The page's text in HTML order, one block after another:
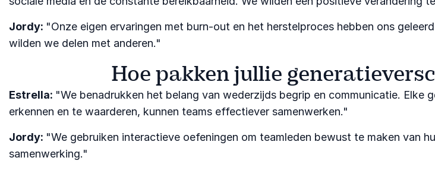
Jordy: "Onze eigen ervaringen met burn-out en het herstelproces hebben ons
wilden we delen met anderen."​
Hoe pakken jullie
Estrella: "We benadrukken het belang van wederzijds begrip en communicatie.
erkennen en te waarderen, kunnen teams effectiever samenwerken."​
Jordy: "We gebruiken interactieve oefeningen om teamleden bewust te maken van
samenwerking."​